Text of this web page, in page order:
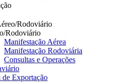
Rodoviário
Rodoviário
Manifestação Aérea
Manifestação Rodoviária
Consultas e Operações
Exportação